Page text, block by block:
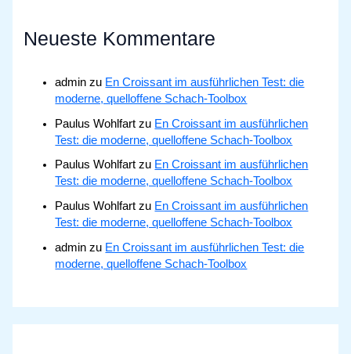
Neueste Kommentare
admin zu En Croissant im ausführlichen Test: die
moderne, quelloffene Schach-Toolbox
Paulus Wohlfart zu En Croissant im ausführlichen
Test: die moderne, quelloffene Schach-Toolbox
Paulus Wohlfart zu En Croissant im ausführlichen
Test: die moderne, quelloffene Schach-Toolbox
Paulus Wohlfart zu En Croissant im ausführlichen
Test: die moderne, quelloffene Schach-Toolbox
admin zu En Croissant im ausführlichen Test: die
moderne, quelloffene Schach-Toolbox